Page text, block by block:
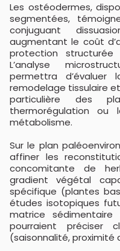
Les ostéodermes,
segmentées,
conjuguant
augmentant le coût
protection
L’analyse
permettra d’évaluer
remodelage tissulaire
particulière des
thermorégulation
métabolisme.
Sur le plan
affiner les
concomitante de
gradient végétal
spécifique (plantes
études isotopiques
matrice
pourraient préciser
(saisonnalité, proximité